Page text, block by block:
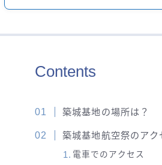
Contents
築城基地の場所は？
築城基地航空祭のアク
電車でのアクセス